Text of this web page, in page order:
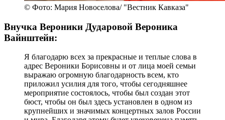
© Фото: Мария Новоселова/ "Вестник Кавказа"
Внучка Вероники Дударовой Вероника
Вайнштейн:
Я благодарю всех за прекрасные и теплые слова в
адрес Вероники Борисовны и от лица моей семьи
выражаю огромную благодарность всем, кто
приложил усилия для того, чтобы сегодняшнее
мероприятие состоялось, чтобы был создан этот
бюст, чтобы он был здесь установлен в одном из
крупнейших и значимых концертных залов России